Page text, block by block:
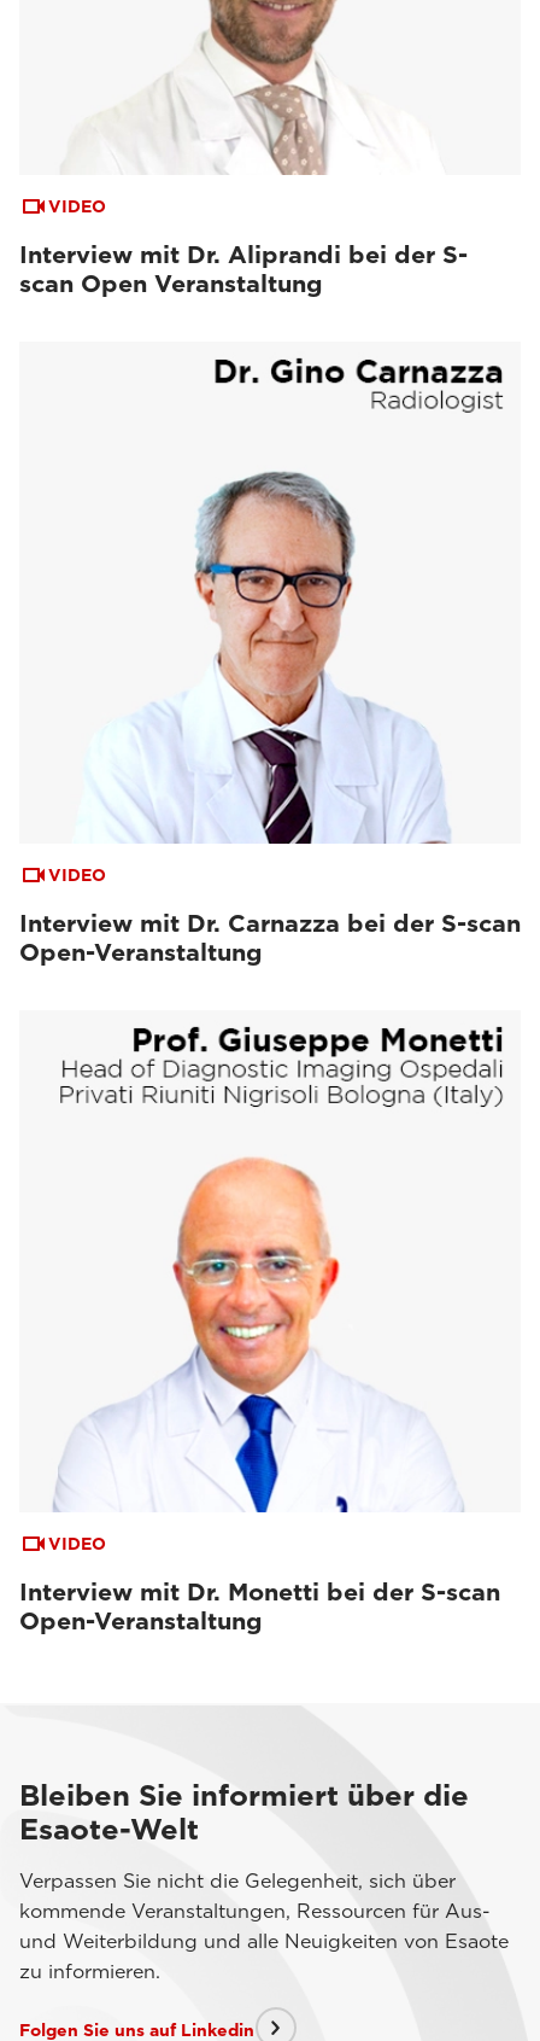
VIDEO
Interview mit Dr. Aliprandi bei der S-
scan Open Veranstaltung
VIDEO
Interview mit Dr. Carnazza bei der S-scan
Open-Veranstaltung
VIDEO
Interview mit Dr. Monetti bei der S-scan
Open-Veranstaltung
Bleiben Sie informiert über die
Esaote-Welt
Verpassen Sie nicht die Gelegenheit, sich über
kommende Veranstaltungen, Ressourcen für Aus-
und Weiterbildung und alle Neuigkeiten von Esaote
zu informieren.
Folgen Sie uns auf Linkedin